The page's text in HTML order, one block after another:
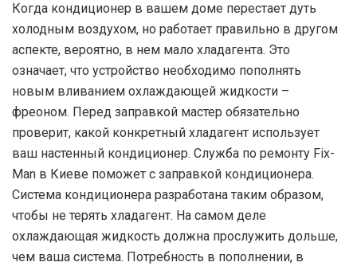
Когда кондиционер в вашем доме перестает дуть
холодным воздухом, но работает правильно в другом
аспекте, вероятно, в нем мало хладагента. Это
означает, что устройство необходимо пополнять
новым вливанием охлаждающей жидкости –
фреоном. Перед заправкой мастер обязательно
проверит, какой конкретный хладагент использует
ваш настенный кондиционер. Служба по ремонту Fix-
Man в Киеве поможет с заправкой кондиционера.
Система кондиционера разработана таким образом,
чтобы не терять хладагент. На самом деле
охлаждающая жидкость должна прослужить дольше,
чем ваша система. Потребность в пополнении, в